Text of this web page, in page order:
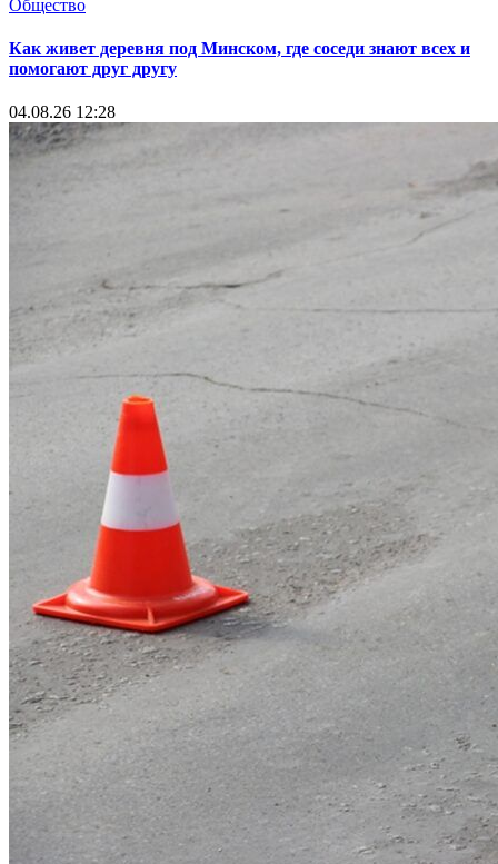
Общество
Как живет деревня под Минском, где соседи знают всех и
помогают друг другу
04.08.26 12:28